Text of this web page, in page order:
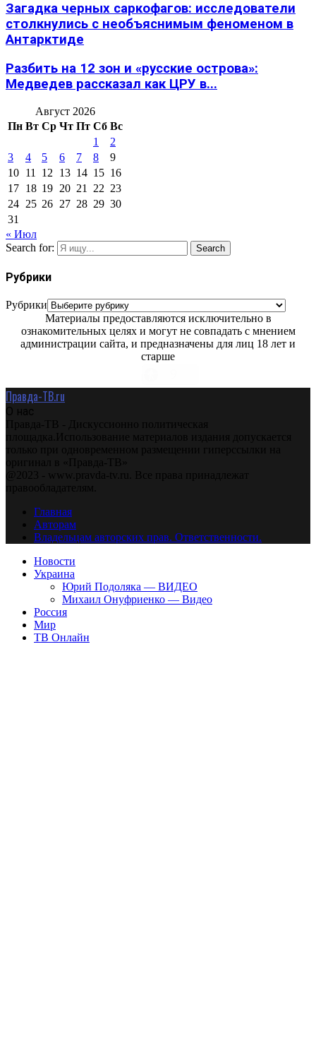
Загадка черных саркофагов: исследователи
столкнулись с необъяснимым феноменом в
Антарктиде
Разбить на 12 зон и «русские острова»:
Медведев рассказал как ЦРУ в...
Август 2026
Пн Вт Ср Чт Пт Сб Вс
1
2
3
4 5 6 7 8
9
10 11 12 13 14 15 16
17 18 19 20 21 22 23
24 25 26 27 28 29 30
31
« Июл
Search for:
Search
Рубрики
Рубрики
Материалы предоставляются исключительно в
ознакомительных целях и могут не совпадать с мнением
администрации сайта, и предназначены для лиц 18 лет и
старше
Правда-ТВ.ru
О нас
Правда-ТВ - Дискуссионно политическая
площадка.Использование материалов издания допускается
только при одновременном размещении гиперссылки на
оригинал в «Правда-ТВ»
@2023 - www.pravda-tv.ru. Все права принадлежат
правообладателям.
Главная
Авторам
Владельцам авторских прав. Ответственности.
Новости
Украина
Юрий Подоляка — ВИДЕО
Михаил Онуфриенко — Видео
Россия
Мир
ТВ Онлайн